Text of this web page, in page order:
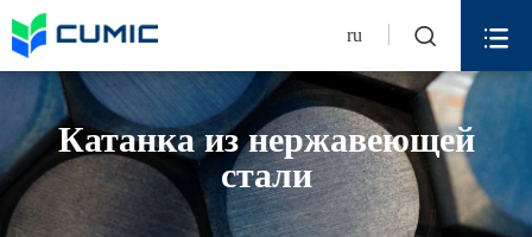
ru  
Катанка из нержавеющей
стали